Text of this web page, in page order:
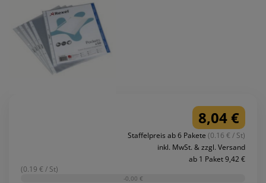
8,04 €
Staffelpreis ab 6 Pakete (0.16 € / St)
inkl. MwSt. & zzgl. Versand
ab 1 Paket 9,42 €
(0.19 € / St)
-0,00 €